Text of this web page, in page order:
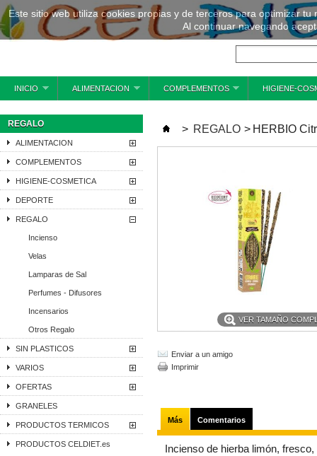
INICIO ALIMENTACION COMPLEMENTOS HIGIENE-
REGALO
ALIMENTACION
COMPLEMENTOS
HIGIENE-COSMETICA
DEPORTE
REGALO
Incienso
Velas
Lamparas de Sal
Perfumes - Difusores
Incensarios
Otros Regalo
SIN PLASTICOS
VARIOS
OFERTAS
GRANELES
PRODUCTOS TERMICOS
PRODUCTOS CELDIET.es
> REGALO > HERBIO
VER TAMAÑO
Enviar a un amigo
Imprimir
Más Comentarios
Incienso de hierba limón,
Este sitio web utiliza cookies propias y de terceros para optimizar
Al continuar navegando